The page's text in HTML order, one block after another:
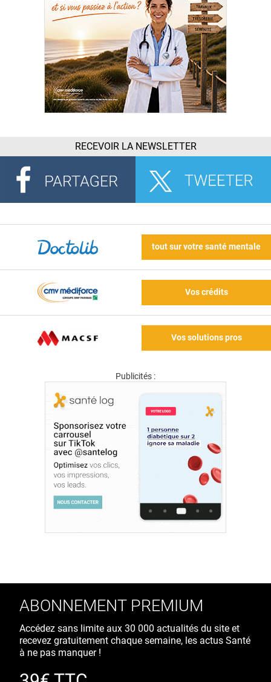
RECEVOIR LA NEWSLETTER
tout sur votre santé mentale
Vos crédits
Vos solutions pros
Publicités :
ABONNEMENT PREMIUM
Accédez sans limite aux 30 000 actualités du site et
recevez gratuitement chaque semaine, les actus Santé
à ne pas manquer !